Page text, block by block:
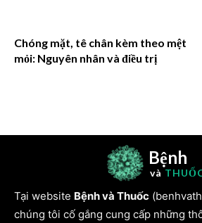
Chóng mặt, tê chân kèm theo mệt
mỏi: Nguyên nhân và điều trị
Bệnh
và
Tại website Bệnh và Thuốc
chúng tôi cố gắng cung cấp những